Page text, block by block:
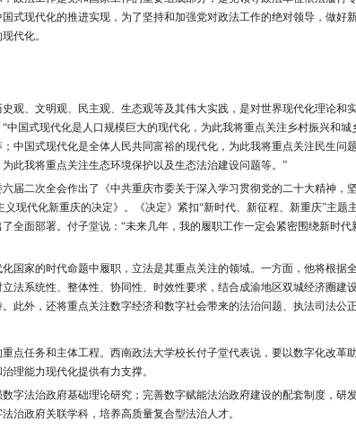
式现代化的推进实现，为了坚持和加强党对政法工作的绝对领导，做好
代化。
观、文明观、民主观、生态观等及其伟大实践，是对世界现代化理论和
国式现代化是人口规模巨大的现代化，为此我将重点关注乡村振兴和城
中国式现代化是全体人民共同富裕的现代化，为此我将重点关注民生问
此我将重点关注生态环境保护以及生态法治建设问题等。”
届二次全会作出了《中共重庆市委关于深入学习贯彻党的二十大精神，
现代化新重庆的决定》。《决定》紧扣“新时代、新征程、新重庆”主题
全面部署。付子堂说：“未来几年，我的履职工作一定会紧密围绕新时代
国家的时代命题中履职，立法是其重点关注的领域。一方面，他将根据
法系统性、整体性、协同性、时效性要求，结合成渝地区双城经济圈建
此外，还将重点关注数字经济和数字社会带来的法治问题、执法司法公正
点任务和主体工程。西南政法大学校长付子堂代表说，要以数字化改革
理能力现代化提供有力支撑。
字法治政府基础理论研究；完善数字赋能法治政府建设的配套制度，研
治政府关联学科，培养高质量复合型法治人才。